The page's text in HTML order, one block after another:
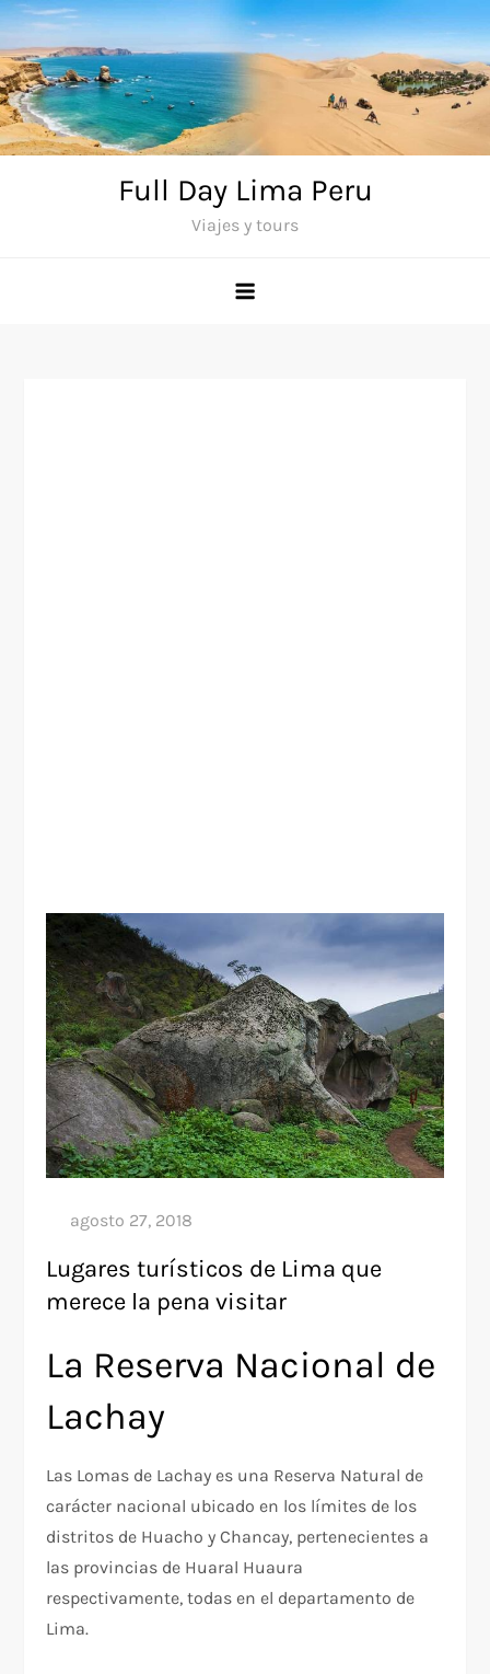
Saltar
al
contenido
Full Day Lima Peru
Viajes y tours
Lugares turísticos de Lima que
merece la pena visitar
La Reserva Nacional de
Lachay
Las Lomas de Lachay es una Reserva Natural de
carácter nacional ubicado en los límites de los
distritos de Huacho y Chancay, pertenecientes a
las provincias de Huaral Huaura
respectivamente, todas en el departamento de
Lima.